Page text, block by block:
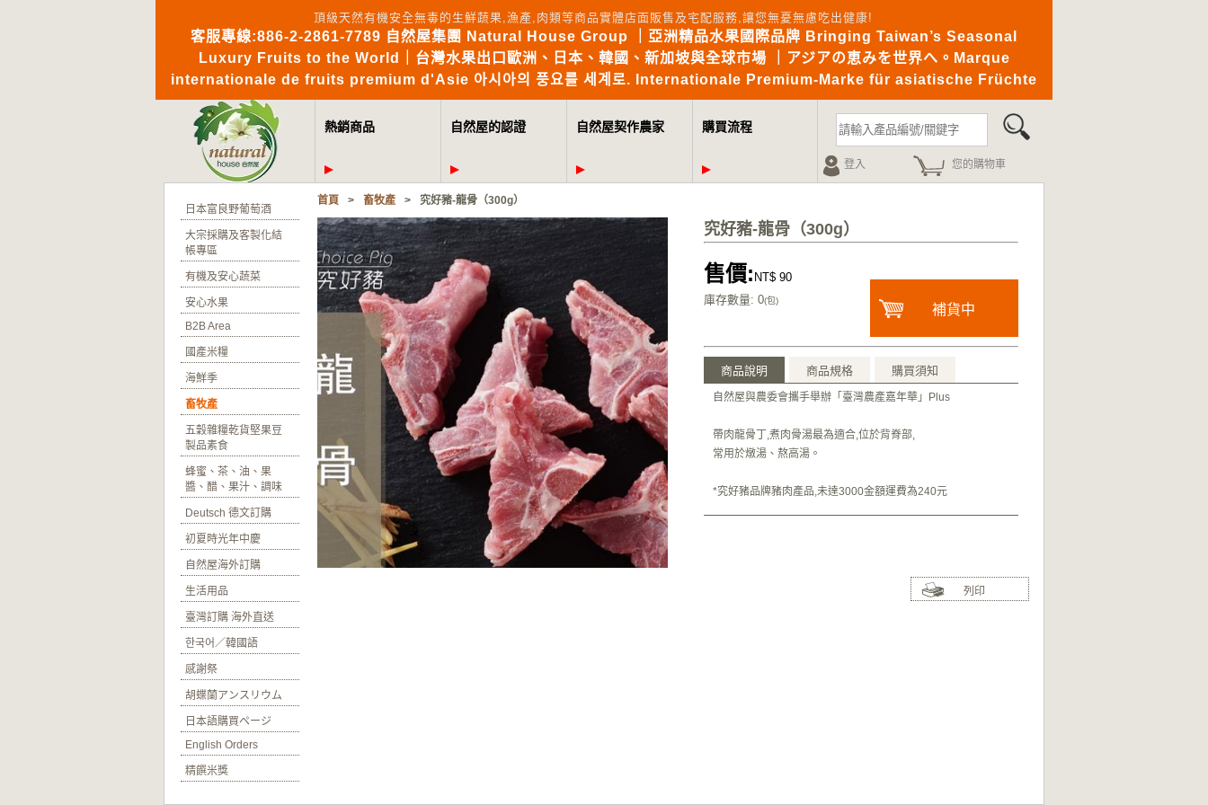
頂級天然有機安全無毒的生鮮蔬果,漁產,肉類等商品實體店面販售及宅配服務,讓您無憂無慮吃出健康!
客服專線:886-2-2861-7789 自然屋集團 Natural House Group ｜亞洲精品水果國際品牌 Bringing Taiwan’s Seasonal
Luxury Fruits to the World｜台灣水果出口歐洲、日本、韓國、新加坡與全球市場 ｜アジアの恵みを世界へ。Marque
internationale de fruits premium d'Asie 아시아의 풍요를 세계로. Internationale Premium-Marke für asiatische Früchte
熱銷商品 自然屋的認證 自然屋契作農家 購買流程
您的購物車
登入
日本富良野葡萄酒
大宗採購及客製化結
帳專區
有機及安心蔬菜
安心水果
B2B Area
國產米糧
海鮮季
畜牧產
五穀雜糧乾貨堅果豆
製品素食
蜂蜜、茶、油、果
醬、醋、果汁、調味
Deutsch 德文訂購
初夏時光年中慶
自然屋海外訂購
生活用品
臺灣訂購 海外直送
한국어／韓國語
感謝祭
胡蝶蘭アンスリウム
日本語購買ページ
English Orders
精饌米獎
首頁 > 畜牧產 > 究好豬-龍骨（300g）
究好豬-龍骨（300g）
售價: NT$ 90
庫存數量: 0(包)
補貨中
商品說明 商品規格 購買須知
自然屋與農委會攜手舉辦「臺灣農產嘉年華」Plus
帶肉龍骨丁,煮肉骨湯最為適合,位於背脊部,
常用於燉湯、熬高湯。
*究好豬品牌豬肉產品,未達3000金額運費為240元
列印